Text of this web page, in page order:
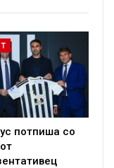
потпиша со